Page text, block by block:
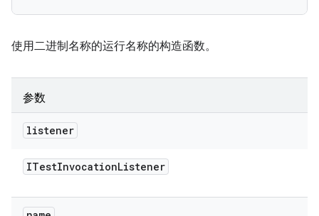
使用二进制名称的运行名称的构造函数。
参数
listener
ITestInvocationListener